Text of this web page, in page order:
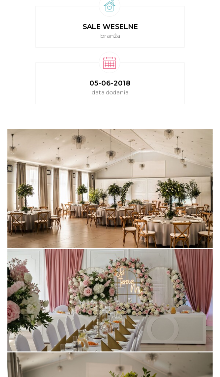
SALE WESELNE
branża
05-06-2018
data dodania